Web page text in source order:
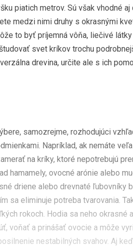
piatich metrov. Sú však vhodné
medzi nimi druhy s okrasnými
to byť príjemná vôňa, liečivé
svet kríkov trochu
drevina, určite ale s ich
samozrejme, rozhodujúci
Napríklad, ak nemáte
na kríky, ktoré nepotrebujú
hamamely, ovocné arónie alebo
driene alebo drevnaté ľubovníky
sa eliminuje potreba tvarovania.
rokoch. Hodia sa neho
voňať a prinášať ovocie a môže
nestabilných svahov. Aj